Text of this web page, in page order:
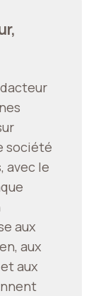
société
avec le
aux
aux
aux